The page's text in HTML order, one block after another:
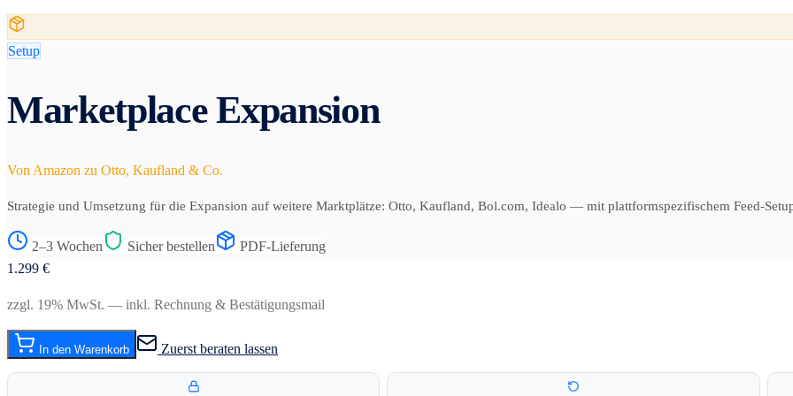
Setup
Marketplace Expansion
Von Amazon zu Otto, Kaufland & Co.
Strategie und Umsetzung für die Expansion auf weitere Marktplätze: Otto, Kaufland, Bol.com, Idealo — mit plattformspezifischem Feed-
2–3 Wochen Sicher bestellen
PDF-Lieferung
1.299 €
zzgl. 19% MwSt. — inkl. Rechnung & Bestätigungsmail
In den Warenkorb Zuerst beraten lassen